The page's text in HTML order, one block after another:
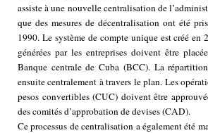
assiste à une nouvelle centralisation de
que des mesures de décentralisation ont été
1990. Le système de compte unique est créé en
générées par les entreprises doivent être
Banque centrale de Cuba (BCC). La
ensuite centralement à travers le plan. Les
pesos convertibles (CUC) doivent être
des comités d’approbation de devises (CAD).
Ce processus de centralisation a également été